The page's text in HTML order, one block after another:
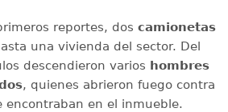
reportes, dos camionetas
una vivienda del sector. Del
descendieron varios hombres
, quienes abrieron fuego contra
encontraban en el inmueble.